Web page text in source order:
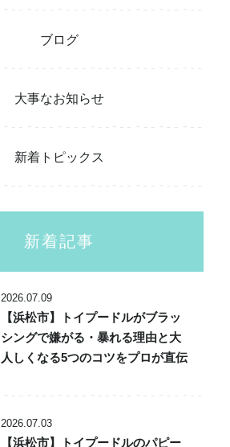
ブログ
大事なお知らせ
新着トピックス
新着記事
2026.07.09
【浜松市】トイプードルがブラッ
シングで嫌がる・暴れる理由と大
人しくなる5つのコツをプロが直伝
2026.07.03
【浜松市】トイプードルのパピー